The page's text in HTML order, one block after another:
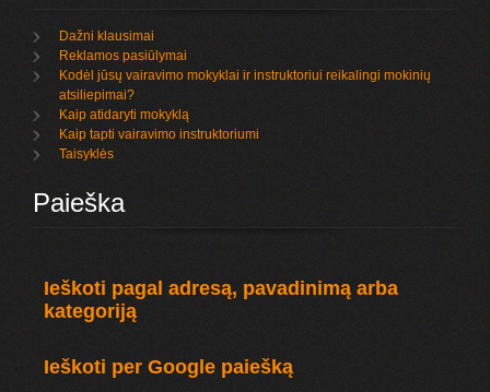
Dažni klausimai
Reklamos pasiūlymai
Kodėl jūsų vairavimo mokyklai ir instruktoriui reikalingi mokinių
atsiliepimai?
Kaip atidaryti mokyklą
Kaip tapti vairavimo instruktoriumi
Taisyklės
Paieška
Ieškoti pagal adresą, pavadinimą arba
kategoriją
Ieškoti per Google paiešką